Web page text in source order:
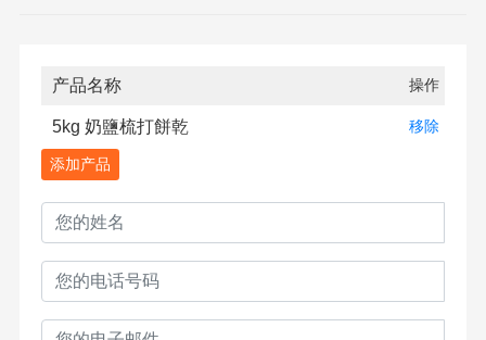
产品名称 操作
5kg 奶鹽梳打餅乾 移除
添加产品